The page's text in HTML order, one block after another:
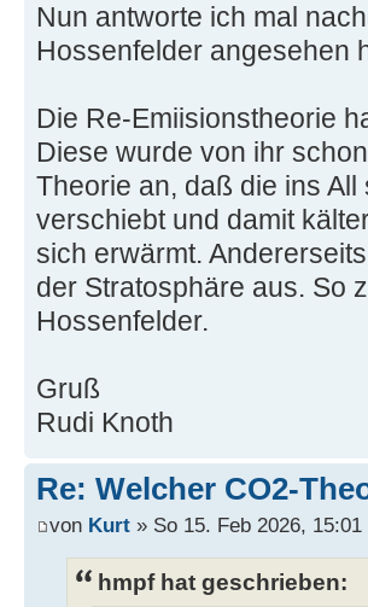
Nun antworte ich mal
Hossenfelder angesehen
Die Re-Emiisionstheorie
Diese wurde von ihr
Theorie an, daß die ins
verschiebt und damit
sich erwärmt.
der Stratosphäre aus. So
Hossenfelder.
Gruß
Rudi Knoth
Re: Welcher CO2-
von Kurt » So 15. Feb 2026, 15:01
hmpf hat geschrieben: